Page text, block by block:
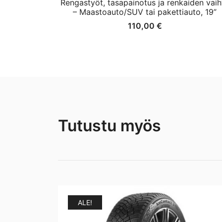
Rengastyöt, tasapainotus ja renkaiden
– Maastoauto/SUV tai pakettiauto, 19”
110,00 €
Tutustu myös
ALE!